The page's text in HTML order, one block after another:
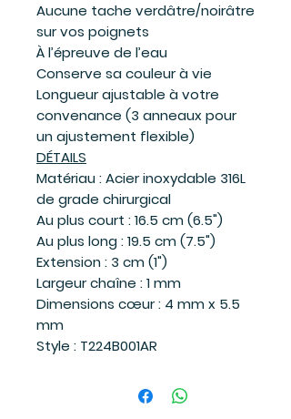
Aucune tache verdâtre/noirâtre
sur vos poignets
À l’épreuve de l’eau
Conserve sa couleur à vie
Longueur ajustable à votre
convenance (3 anneaux pour
un ajustement flexible)
DÉTAILS
Matériau : Acier inoxydable 316L
de grade chirurgical
Au plus court : 16.5 cm (6.5")
Au plus long : 19.5 cm (7.5")
Extension : 3 cm (1")
Largeur chaîne : 1 mm
Dimensions cœur : 4 mm x 5.5
mm
Style : T224B001AR